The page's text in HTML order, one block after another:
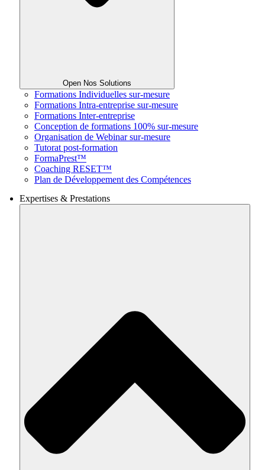
Open Nos Solutions
Formations Individuelles sur-mesure
Formations Intra-entreprise sur-mesure
Formations Inter-entreprise
Conception de formations 100% sur-mesure
Organisation de Webinar sur-mesure
Tutorat post-formation
FormaPrest™
Coaching RESET™
Plan de Développement des Compétences
Expertises & Prestations